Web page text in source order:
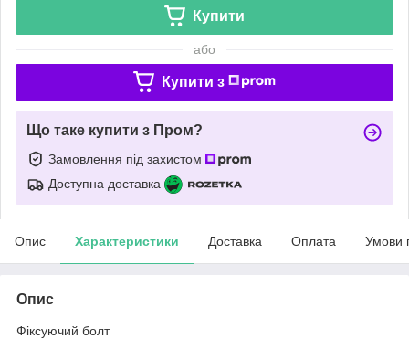
Купити
або
Купити з
Що таке купити з Пром?
Замовлення під захистом
Доступна доставка
Опис Характеристики Доставка Оплата Умови
Опис
Фіксуючий болт